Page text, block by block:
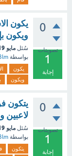
0
تصويتات
1
إجابة
يكون
ويكون
سُئل مايو 19، 2023
بواسطة
يكون
ويكون
0
تصويتات
1
إجابة
لاعبين
سُئل مايو 19، 2023
بواسطة
يتكون